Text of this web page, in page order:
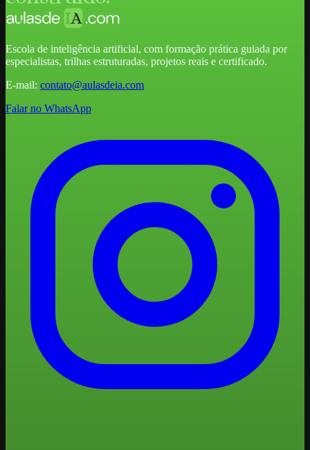
Escola de inteligência artificial, com formação prática guiada por
especialistas, trilhas estruturadas, projetos reais e certificado.
E-mail: contato@aulasdeia.com
Falar no WhatsApp